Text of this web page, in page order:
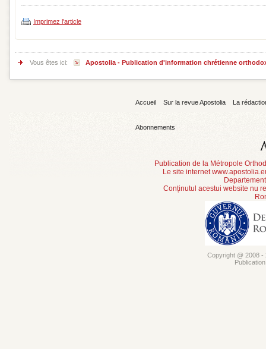
Imprimez l'article
Vous êtes ici: Apostolia - Publication d'information chrétienne
Accueil Sur la revue Apostolia La
Abonnements
Publication de la Métropole
Le site internet
Conținutul acestui website nu
Copyright @ 2008 -